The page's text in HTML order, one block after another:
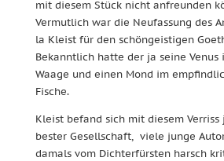
mit diesem Stück nicht anfreunden
Vermutlich war die Neufassung des
la Kleist für den schöngeistigen
Bekanntlich hatte der ja seine Venus
Waage und einen Mond im
Fische.
Kleist befand sich mit diesem Verriss
bester Gesellschaft, viele junge
damals vom Dichterfürsten harsch